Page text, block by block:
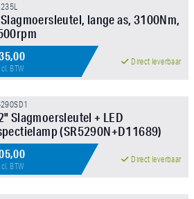
lange as, 3100Nm,
BTW
Direct leverbaar
Slagmoersleutel + LED
(SR5290N+D11689)
BTW
Direct leverbaar